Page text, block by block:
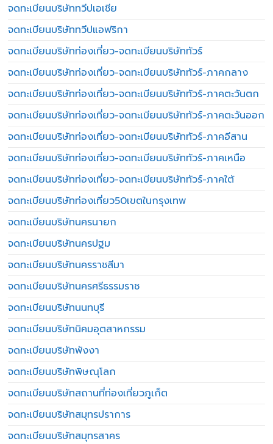
จดทะเบียนบริษัททวีปเอเชีย
จดทะเบียนบริษัททวีปแอฟริกา
จดทะเบียนบริษัทท่องเที่ยว-จดทะเบียนบริษัททัวร์
จดทะเบียนบริษัทท่องเที่ยว-จดทะเบียนบริษัททัวร์-ภาคกลาง
จดทะเบียนบริษัทท่องเที่ยว-จดทะเบียนบริษัททัวร์-ภาคตะวันตก
จดทะเบียนบริษัทท่องเที่ยว-จดทะเบียนบริษัททัวร์-ภาคตะวันออก
จดทะเบียนบริษัทท่องเที่ยว-จดทะเบียนบริษัททัวร์-ภาคอีสาน
จดทะเบียนบริษัทท่องเที่ยว-จดทะเบียนบริษัททัวร์-ภาคเหนือ
จดทะเบียนบริษัทท่องเที่ยว-จดทะเบียนบริษัททัวร์-ภาคใต้
จดทะเบียนบริษัทท่องเที่ยว50เขตในกรุงเทพ
จดทะเบียนบริษัทนครนายก
จดทะเบียนบริษัทนครปฐม
จดทะเบียนบริษัทนครราชสีมา
จดทะเบียนบริษัทนครศรีธรรมราช
จดทะเบียนบริษัทนนทบุรี
จดทะเบียนบริษัทนิคมอุตสาหกรรม
จดทะเบียนบริษัทพังงา
จดทะเบียนบริษัทพิษณุโลก
จดทะเบียนบริษัทสถานที่ท่องเที่ยวภูเก็ต
จดทะเบียนบริษัทสมุทรปราการ
จดทะเบียนบริษัทสมุทรสาคร